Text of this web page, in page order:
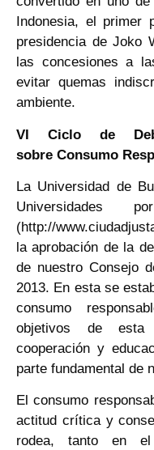
Indonesia, el primer
presidencia de Joko
las concesiones a
evitar quemas
ambiente.
VI Ciclo de
sobre Consumo
La Universidad de
Universidades
(http://
la aprobación de la
de nuestro Consejo
2013. En esta se
consumo
objetivos de
cooperación y
parte fundamental de
El consumo
actitud crítica y
rodea, tanto en